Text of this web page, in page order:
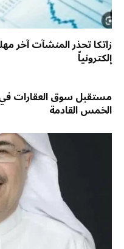
زاتكا تحذر المنشآت آخر
إلكترونياً
مستقبل سوق العقارات
الخمس القادمة